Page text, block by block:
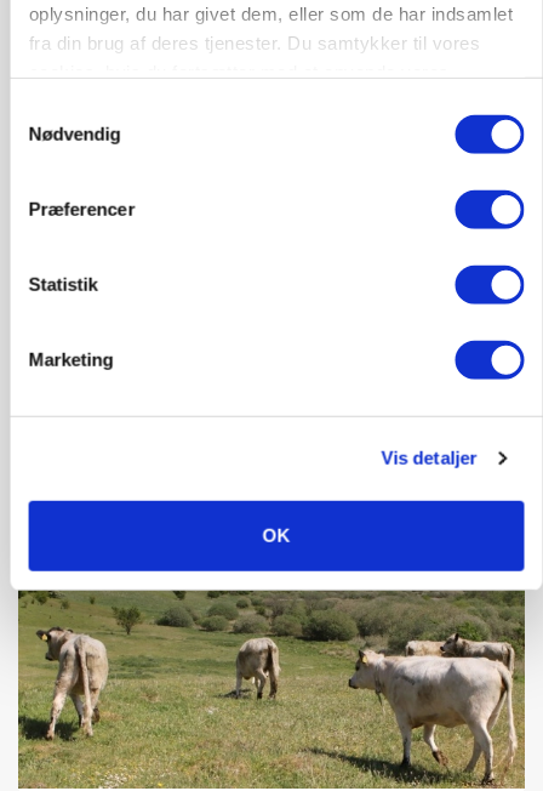
oplysninger, du har givet dem, eller som de har indsamlet
fra din brug af deres tjenester. Du samtykker til vores
Nødvendig
Præferencer
Statistik
Marketing
Vis detaljer
OK
»Nu stopper I«: Landbrugsdebattør og
gødskningslov